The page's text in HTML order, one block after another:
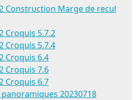
Construction Marge de recul
Croquis 5.7.2
Croquis 5.7.4
Croquis 6.4
Croquis 7.6
Croquis 6.7
20230718